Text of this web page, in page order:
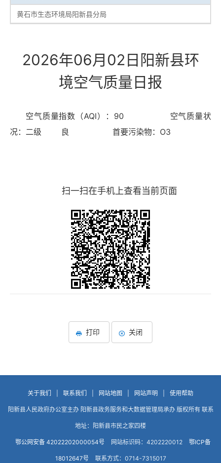
黄石市生态环境局阳新县分局
2026年06月02日阳新县环
境空气质量日报
空气质量指数（AQI）：90 空气质量状
况：二级 良 首要污染物：O3
扫一扫在手机上查看当前页面
打印 关闭
关于我们 联系我们 网站地图 网站声明 使用帮助
阳新县人民政府办公室主办 阳新县政务服务和大数据管理局承办 版权所有 联系
地址：阳新县市民之家四楼
鄂公网安备 42022202000054号 网站标识码：4202220012 鄂ICP备
18012647号 联系方式：0714-7315017